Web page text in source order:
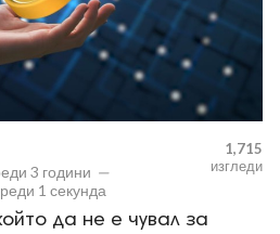
3 години —
1 секунда
1,715
изгледи
да не е чувал за